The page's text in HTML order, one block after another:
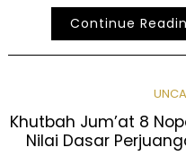
Continue
Khutbah Jum’at 8
Nilai Dasar